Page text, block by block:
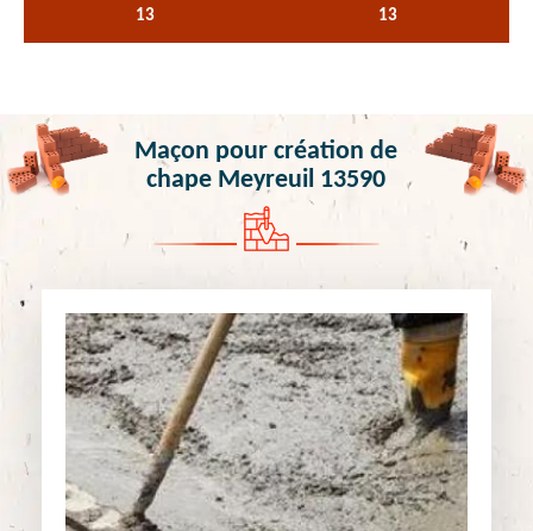
13
13
Maçon pour création de
chape Meyreuil 13590